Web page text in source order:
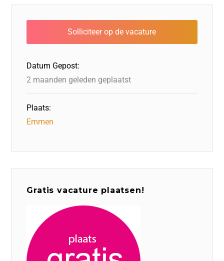
e
b
o
o
k
e
dI
n
er o
d
o
a
d
s
s
A
p
l
Datum Gepost:
2 maanden geleden geplaatst
Plaats:
Emmen
Gratis vacature plaatsen!